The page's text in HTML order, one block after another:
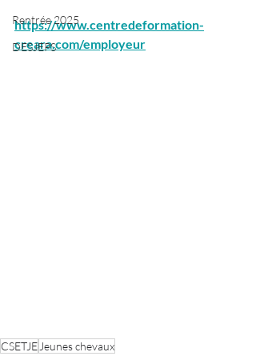
Rentrée 2025
DESJEPS
https://www.centredeformation-
creara.com/employeur
CSETJE Jeunes chevaux